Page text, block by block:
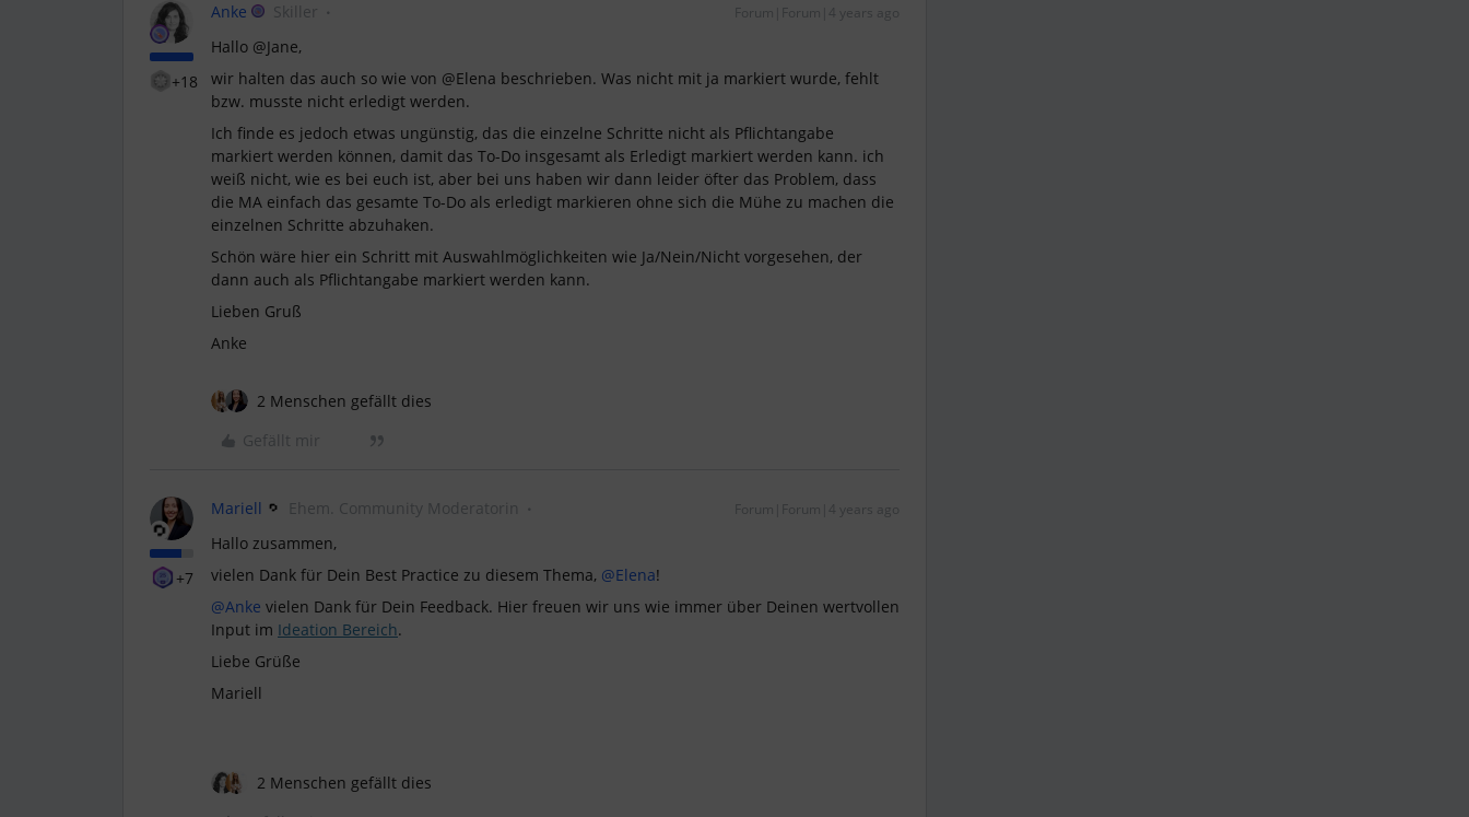
+18
Anke Skiller Forum|Forum|4 years ago
Hallo @Jane,
wir halten das auch so wie von @Elena beschrieben. Was nicht mit ja markiert wurde, fehlt
bzw. musste nicht erledigt werden.
Ich finde es jedoch etwas ungünstig, das die einzelne Schritte nicht als Pflichtangabe
markiert werden können, damit das To-Do insgesamt als Erledigt markiert werden kann. ich
weiß nicht, wie es bei euch ist, aber bei uns haben wir dann leider öfter das Problem, dass
die MA einfach das gesamte To-Do als erledigt markieren ohne sich die Mühe zu machen die
einzelnen Schritte abzuhaken.
Schön wäre hier ein Schritt mit Auswahlmöglichkeiten wie Ja/Nein/Nicht vorgesehen, der
dann auch als Pflichtangabe markiert werden kann.
Lieben Gruß
Anke
2 Menschen gefällt dies
Gefällt mir
+7
Mariell Ehem. Community Moderatorin Forum|Forum|4 years ago
Hallo zusammen,
vielen Dank für Dein Best Practice zu diesem Thema, @Elena!
@Anke vielen Dank für Dein Feedback. Hier freuen wir uns wie immer über Deinen wertvollen
Input im Ideation Bereich.
Liebe Grüße
Mariell
2 Menschen gefällt dies